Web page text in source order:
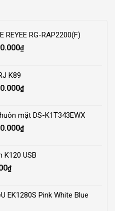
REYEE RG-RAP2200(F)
₫Current
K89
₫Current
2.800.000₫.
mặt DS-K1T343EWX
₫Current
3.500.000₫.
K120 USB
₫Current
195.000₫.
EK1280S Pink White Blue